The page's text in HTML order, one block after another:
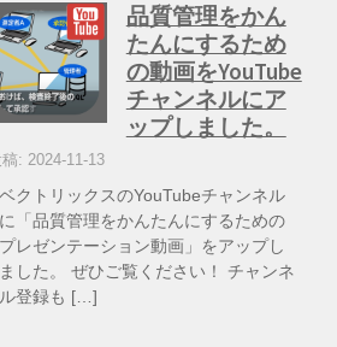
品質管理をかん
たんにするため
の動画をYouTube
チャンネルにア
ップしました。
: 2024-11-13
ベクトリックスのYouTubeチャンネル
に「品質管理をかんたんにするための
プレゼンテーション動画」をアップし
ました。 ぜひご覧ください！ チャンネ
ル登録も […]